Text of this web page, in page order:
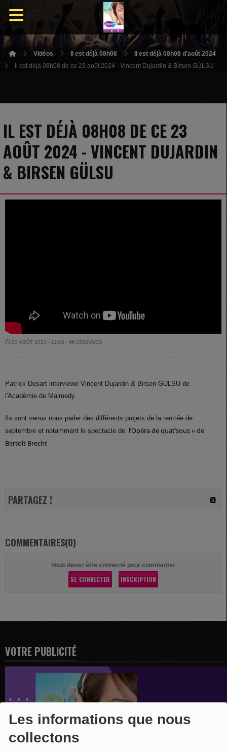
Les informations que nous
collectons
Vidéos Il est déjà 08h08
Il est déjà 08h08 d'août 2024
Il est déjà 08h08 de ce 23 août 2024 - Vincent Dujardin & Birsen GÜLSU
IL EST DÉJÀ 08H08 DE CE 23
AOÛT 2024 - VINCENT DUJARDIN
& BIRSEN GÜLSU
23 AOÛT 2024 - 11:03 - 1532VUES
Patrick Desart interviewe Vincent Dujardin & Birsen GÜLSU de
l'Académie de Malmedy.
Ils sont venus nous parler des différents projets de la rentrée de
septembre et notamment le spectacle de l’Opéra de quat’sous » de
Bertolt Brecht
PARTAGEZ !
COMMENTAIRES(0)
Vous devez être connecté pour commenter
SE CONNECTER INSCRIPTION
VOTRE PUBLICITÉ